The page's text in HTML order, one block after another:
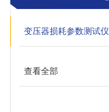
变压器损耗参数测试仪
查看全部